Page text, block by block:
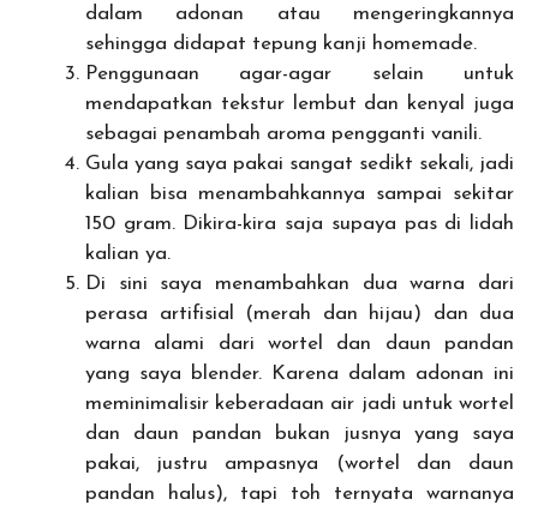
dalam adonan atau mengeringkannya
sehingga didapat tepung kanji homemade.
Penggunaan agar-agar selain untuk
mendapatkan tekstur lembut dan kenyal juga
sebagai penambah aroma pengganti vanili.
Gula yang saya pakai sangat sedikt sekali, jadi
kalian bisa menambahkannya sampai sekitar
150 gram. Dikira-kira saja supaya pas di lidah
kalian ya.
Di sini saya menambahkan dua warna dari
perasa artifisial (merah dan hijau) dan dua
warna alami dari wortel dan daun pandan
yang saya blender. Karena dalam adonan ini
meminimalisir keberadaan air jadi untuk wortel
dan daun pandan bukan jusnya yang saya
pakai, justru ampasnya (wortel dan daun
pandan halus), tapi toh ternyata warnanya